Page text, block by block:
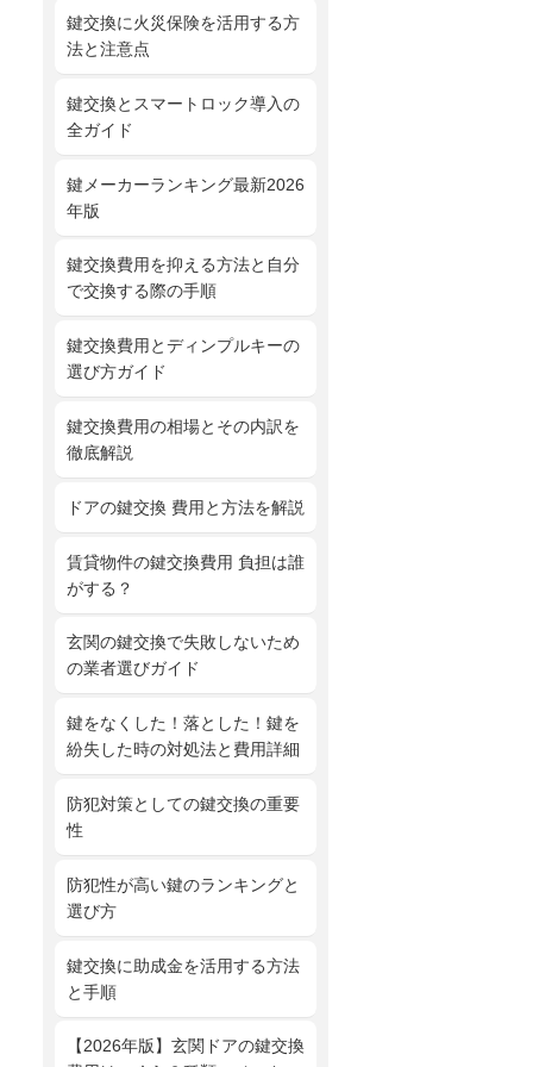
鍵交換に火災保険を活用する方
法と注意点
鍵交換とスマートロック導入の
全ガイド
鍵メーカーランキング最新2026
年版
鍵交換費用を抑える方法と自分
で交換する際の手順
鍵交換費用とディンプルキーの
選び方ガイド
鍵交換費用の相場とその内訳を
徹底解説
ドアの鍵交換 費用と方法を解説
賃貸物件の鍵交換費用 負担は誰
がする？
玄関の鍵交換で失敗しないため
の業者選びガイド
鍵をなくした！落とした！鍵を
紛失した時の対処法と費用詳細
防犯対策としての鍵交換の重要
性
防犯性が高い鍵のランキングと
選び方
鍵交換に助成金を活用する方法
と手順
【2026年版】玄関ドアの鍵交換